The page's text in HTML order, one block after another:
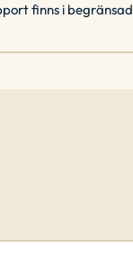
finns i begränsad